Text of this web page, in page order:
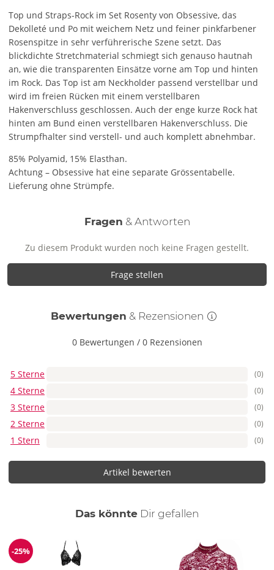
Top und Straps-Rock im Set Rosenty von Obsessive, das
Dekolleté und Po mit weichem Netz und feiner pinkfarbener
Rosenspitze in sehr verführerische Szene setzt. Das
blickdichte Stretchmaterial schmiegt sich genauso hautnah
an, wie die transparenten Einsätze vorne am Top und hinten
im Rock. Das Top ist am Neckholder passend verstellbar und
wird im freien Rücken mit einem verstellbaren
Hakenverschluss geschlossen. Auch der enge kurze Rock hat
hinten am Bund einen verstellbaren Hakenverschluss. Die
Strumpfhalter sind verstell- und auch komplett abnehmbar.
85% Polyamid, 15% Elasthan.
Achtung – Obsessive hat eine separate Grössentabelle.
Lieferung ohne Strümpfe.
Fragen & Antworten
Zu diesem Produkt wurden noch keine Fragen gestellt.
Frage stellen
Bewertungen & Rezensionen
0 Bewertungen / 0 Rezensionen
5 Sterne (0)
4 Sterne (0)
3 Sterne (0)
2 Sterne (0)
1 Stern (0)
Artikel bewerten
Das könnte Dir auch
gefallen
Reduzierung
-25%